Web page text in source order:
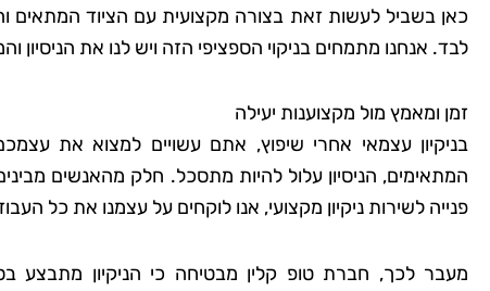
כאן בשביל לעשות זאת בצורה מקצועית עם הציוד המתאים
לבד. אנחנו מתמחים בניקוי הספציפי הזה ויש לנו את
זמן ומאמץ מול מקצוענות יעילה
בניקיון עצמאי אחרי שיפוץ, אתם עשויים למצוא את
המתאימים, הניסיון עלול להיות מתסכל. חלק מהאנשים
פנייה לשירות ניקיון מקצועי, אנו לוקחים על עצמנו את כל
מעבר לכך, חברת טופ קלין מבטיחה כי הניקיון